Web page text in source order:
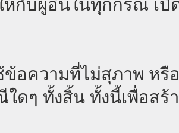
ห้กับผู้อื่นในทุกกรณี เปิ
ข้อความที่ไม่สุภาพ หรื
ดๆ ทั้งสิ้น ทั้งนี้เพื่อสร้